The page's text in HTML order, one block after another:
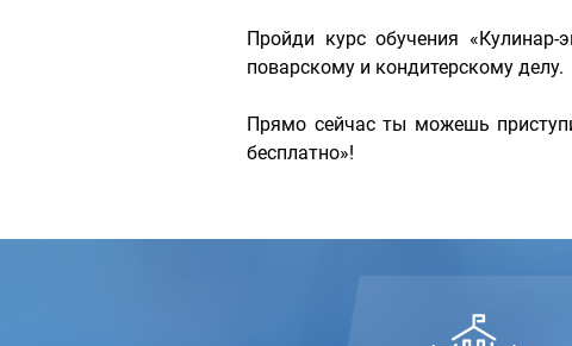
Пройди курс обучения «Кулинар-
поварскому и кондитерскому делу.
Прямо сейчас ты можешь
бесплатно»!